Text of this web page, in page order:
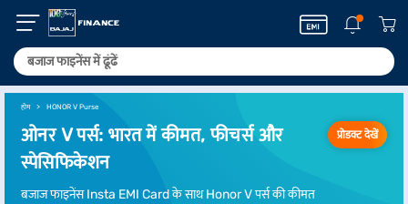
होम HONOR V Purse
ओनर V पर्स: भारत में कीमत, फीचर्स और
स्पेसिफिकेशन
बजाज फाइनेंस Insta EMI Card के साथ Honor V पर्स की कीमत
प्रोडक्ट देखें